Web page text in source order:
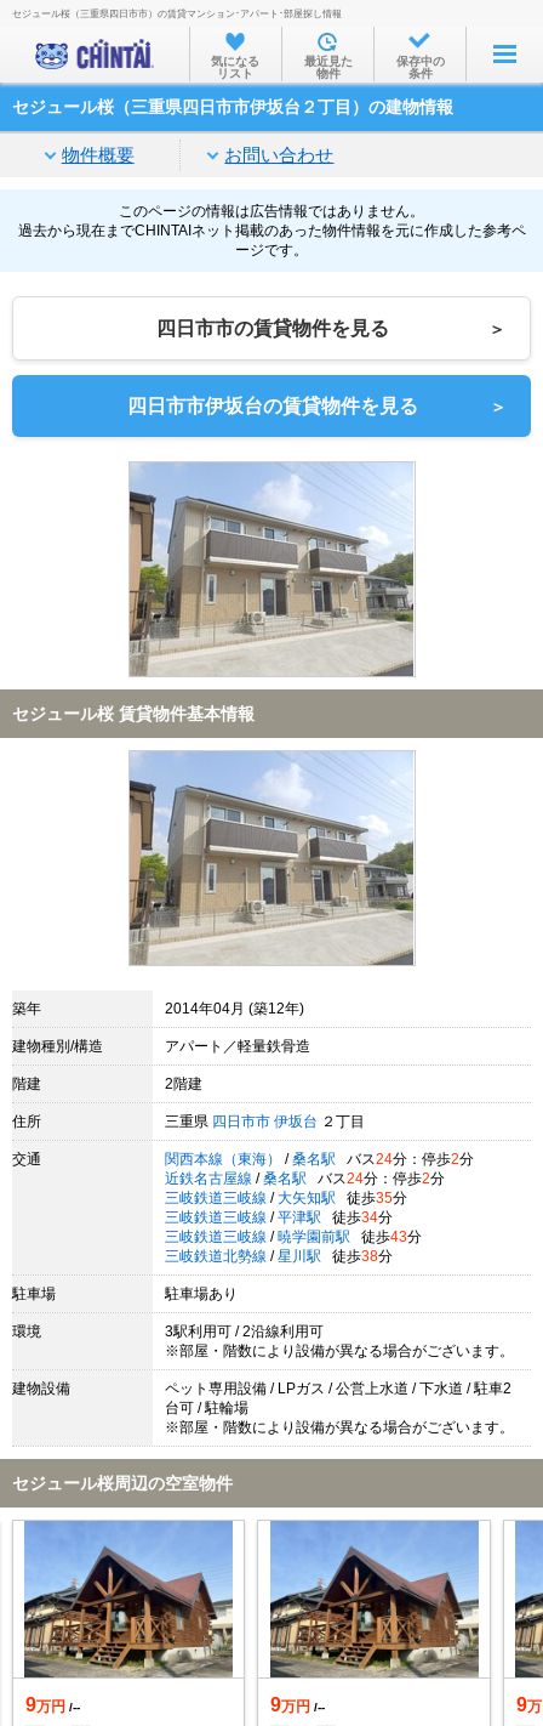
お部屋を探す
沿線・駅から
家賃相場から
通勤通学時間から
物件特集から
不動産会社から
TOP
セジュール桜（三重県四日市市）の賃貸マンション･アパート･部屋探し情報
気になる
リスト
最近見た
物件
保存中の
条件
セジュール桜（三重県四日市市伊坂台２丁目）の建物情報
物件概要 お問い合わせ
このページの情報は広告情報ではありません。
過去から現在までCHINTAIネット掲載のあった物件情報を元に作成した参考ペ
ージです。
四日市市の賃貸物件を見る ＞
四日市市伊坂台の賃貸物件を見る ＞
セジュール桜 賃貸物件基本情報
築年 2014年04月 (築12年)
建物種別/構造 アパート／軽量鉄骨造
階建 2階建
住所 三重県 四日市市 伊坂台 ２丁目
交通 関西本線（東海） / 桑名駅 バス24分：停歩2分
近鉄名古屋線 / 桑名駅 バス24分：停歩2分
三岐鉄道三岐線 / 大矢知駅 徒歩35分
三岐鉄道三岐線 / 平津駅 徒歩34分
三岐鉄道三岐線 / 暁学園前駅 徒歩43分
三岐鉄道北勢線 / 星川駅 徒歩38分
駐車場 駐車場あり
環境
3駅利用可 / 2沿線利用可
※部屋・階数により設備が異なる場合がございます。
建物設備
ペット専用設備 / LPガス / 公営上水道 / 下水道 / 駐車2
台可 / 駐輪場
※部屋・階数により設備が異なる場合がございます。
セジュール桜周辺の空室物件
9万円 /--
9万円 /--
9